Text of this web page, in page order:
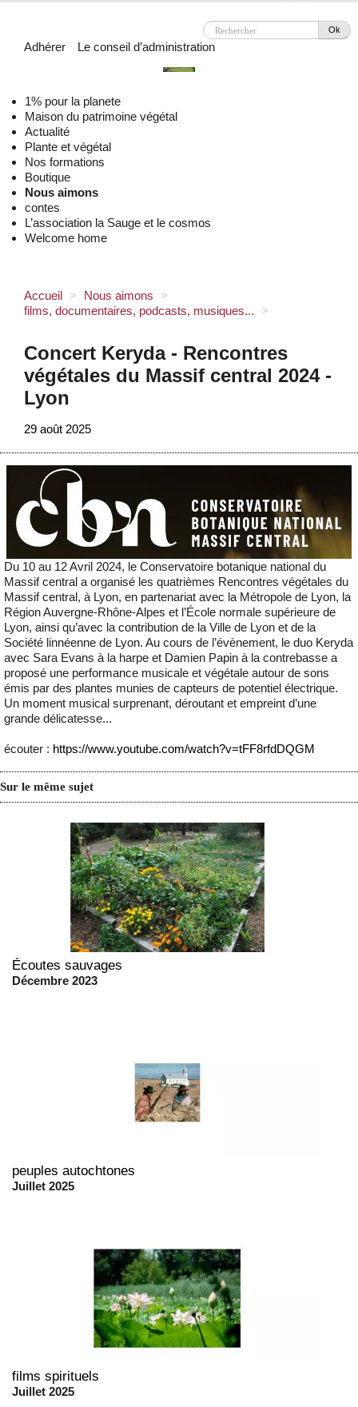
Ok
Adhérer Le conseil d’administration
1% pour la planete
Maison du patrimoine végétal
Actualité
Plante et végétal
Nos formations
Boutique
Nous aimons
contes
L’association la Sauge et le cosmos
Welcome home
Accueil > Nous aimons
>
films, documentaires, podcasts, musiques...
>
Concert Keryda - Rencontres
végétales du Massif central 2024 -
Lyon
29 août 2025
Du 10 au 12 Avril 2024, le Conservatoire botanique national du
Massif central a organisé les quatrièmes Rencontres végétales du
Massif central, à Lyon, en partenariat avec la Métropole de Lyon, la
Région Auvergne-Rhône-Alpes et l’École normale supérieure de
Lyon, ainsi qu’avec la contribution de la Ville de Lyon et de la
Société linnéenne de Lyon. Au cours de l’évènement, le duo Keryda
avec Sara Evans à la harpe et Damien Papin à la contrebasse a
proposé une performance musicale et végétale autour de sons
émis par des plantes munies de capteurs de potentiel électrique.
Un moment musical surprenant, déroutant et empreint d’une
grande délicatesse...
écouter : https://www.youtube.com/watch?v=tFF8rfdDQGM
Sur le même sujet
Écoutes sauvages
Décembre 2023
peuples autochtones
Juillet 2025
films spirituels
Juillet 2025